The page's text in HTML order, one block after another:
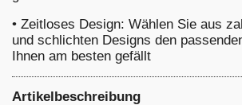
• Zeitloses Design: Wählen Sie aus
und schlichten Designs den
Ihnen am besten gefällt
Artikelbeschreibung